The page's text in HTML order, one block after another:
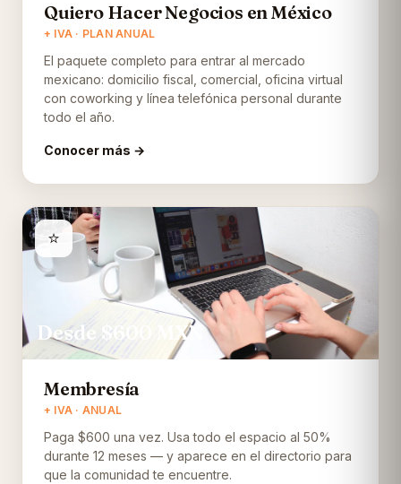
Quiero Hacer Negocios en México
+ IVA · PLAN ANUAL
El paquete completo para entrar al mercado
mexicano: domicilio fiscal, comercial, oficina virtual
con coworking y línea telefónica personal durante
todo el año.
Conocer más →
⭐
Desde $600 MXN
Membresía
+ IVA · ANUAL
Paga $600 una vez. Usa todo el espacio al 50%
durante 12 meses — y aparece en el directorio para
que la comunidad te encuentre.